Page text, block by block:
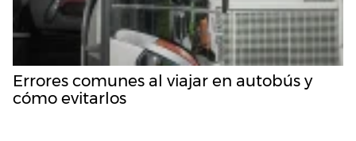
Errores comunes al viajar en autobús y
cómo evitarlos